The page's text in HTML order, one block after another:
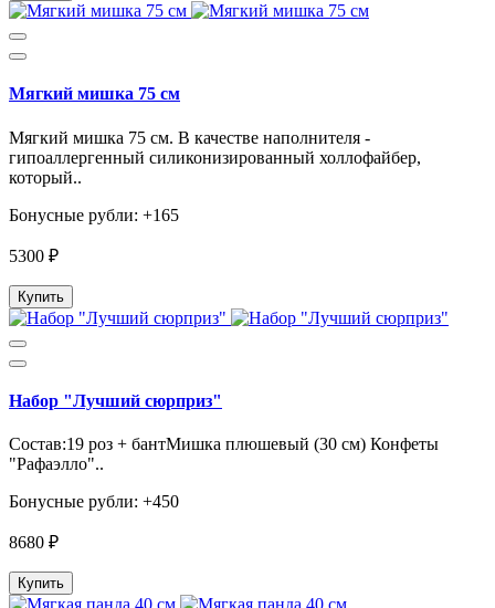
Мягкий мишка 75 см
Мягкий мишка 75 см. В качестве наполнителя -
гипоаллергенный силиконизированный холлофайбер,
который..
Бонусные рубли: +165
5300 ₽
Купить
Набор "Лучший сюрприз"
Состав:19 роз + бантМишка плюшевый (30 см) Конфеты
"Рафаэлло"..
Бонусные рубли: +450
8680 ₽
Купить